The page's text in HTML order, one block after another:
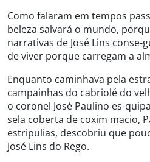
Como falaram em tempos
beleza salvará o mundo,
narrativas de José Lins conse-
de viver porque carregam a
Enquanto caminhava pela
campainhas do cabriolé do
o coronel José Paulino es-
sela coberta de coxim macio,
estripulias, descobriu que
José Lins do Rego.